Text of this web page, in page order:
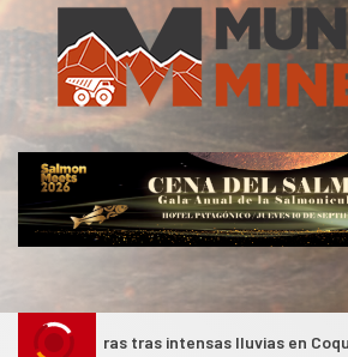
intensas lluvias en Coquimbo